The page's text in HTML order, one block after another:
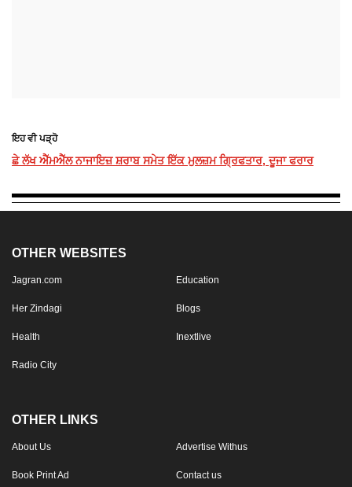
ਇਹ ਵੀ ਪੜ੍ਹੋ
ਛੇ ਲੱਖ ਐੱਮਐੱਲ ਨਾਜਾਇਜ਼ ਸ਼ਰਾਬ ਸਮੇਤ ਇੱਕ ਮੁਲਜ਼ਮ ਗ੍ਰਿਫਤਾਰ, ਦੂਜਾ ਫਰਾਰ
OTHER WEBSITES
Jagran.com Education
Her Zindagi Blogs
Health Inextlive
Radio City
OTHER LINKS
About Us Advertise Withus
Book Print Ad Contact us